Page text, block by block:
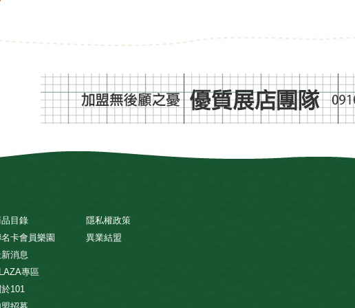
目錄
卡會員樂園
消息
專區
101
隱私權政策
異業結盟